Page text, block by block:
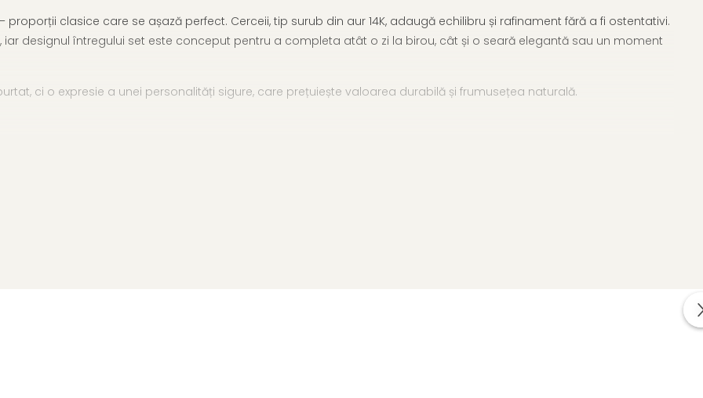
clasice care se așază perfect. Cerceii, tip surub din aur 14K, adaugă echilibru și rafinament fără a fi ostentativi.
designul întregului set este conceput pentru a completa atât o zi la birou, cât și o seară elegantă sau un moment
ci o expresie a unei personalități sigure, care prețuiește valoarea durabilă și frumusețea naturală.
(aur 585)